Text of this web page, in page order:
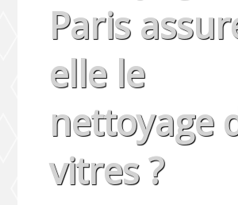
Paris
elle le
nettoyage
vitres ?